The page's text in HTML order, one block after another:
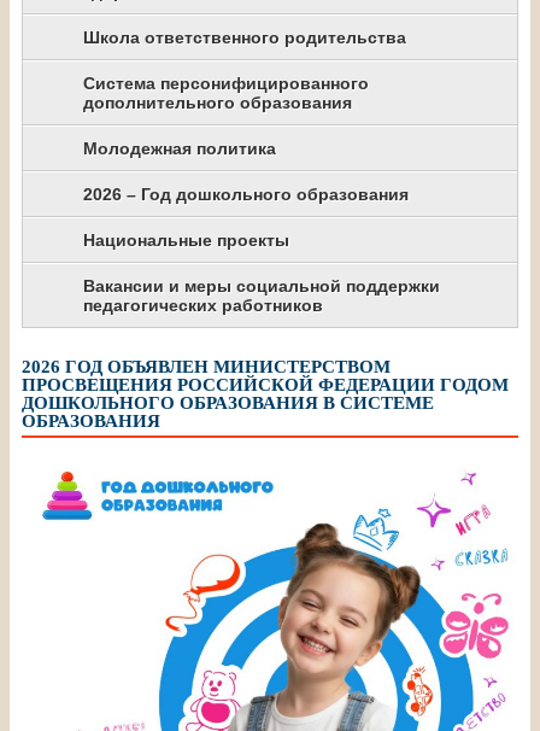
Школа ответственного родительства
Система персонифицированного
дополнительного образования
Молодежная политика
2026 – Год дошкольного образования
Национальные проекты
Вакансии и меры социальной поддержки
педагогических работников
2026 ГОД ОБЪЯВЛЕН МИНИСТЕРСТВОМ
ПРОСВЕЩЕНИЯ РОССИЙСКОЙ ФЕДЕРАЦИИ ГОДОМ
ДОШКОЛЬНОГО ОБРАЗОВАНИЯ В СИСТЕМЕ
ОБРАЗОВАНИЯ